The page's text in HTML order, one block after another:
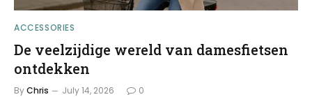
ACCESSORIES
De veelzijdige wereld van damesfietsen
ontdekken
ByChris July 14, 2026 0